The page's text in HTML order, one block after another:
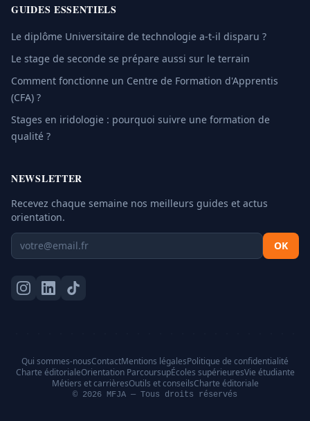
GUIDES ESSENTIELS
Le diplôme Universitaire de technologie a-t-il disparu ?
Le stage de seconde se prépare aussi sur le terrain
Comment fonctionne un Centre de Formation d'Apprentis
(CFA) ?
Stages en iridologie : pourquoi suivre une formation de
qualité ?
NEWSLETTER
Recevez chaque semaine nos meilleurs guides et actus
orientation.
OK
Qui sommes-nousContactMentions légalesPolitique de confidentialité
Charte éditorialeOrientation ParcoursupÉcoles supérieuresVie étudiante
Métiers et carrièresOutils et conseilsCharte éditoriale
© 2026 MFJA — Tous droits réservés